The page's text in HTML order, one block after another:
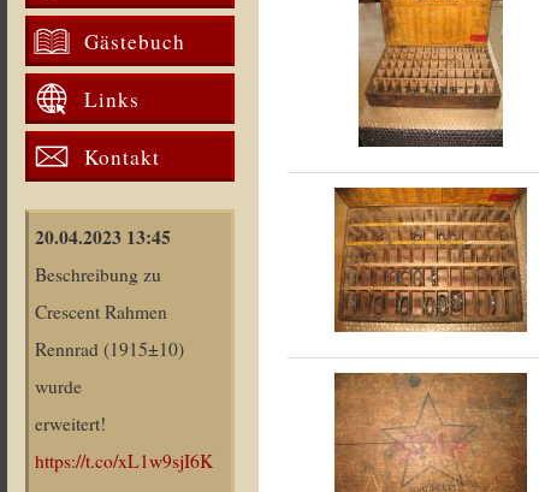
Gästebuch
Links
Kontakt
20.04.2023 13:45
Beschreibung zu
Crescent Rahmen
Rennrad (1915±10)
wurde
erweitert!
https://t.co/xL1w9sjI6K